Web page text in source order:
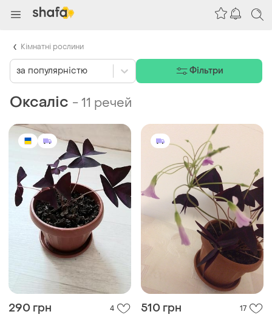
Оксаліс -11 речей
290 грн
4
510 грн 17
за популярністю Фільтри
Кімнатні рослини